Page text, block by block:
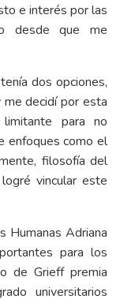
e interés por las
desde que me
dos opciones,
decidí por esta
para no
enfoques como el
filosofía del
vincular este
Humanas Adriana
para los
de Grieff premia
universitarios